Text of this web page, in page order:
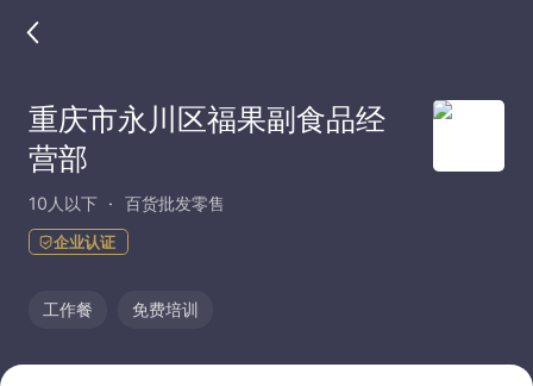
重庆市永川区福果副食品经
营部
10人以下 百货批发零售
企业认证
工作餐 免费培训